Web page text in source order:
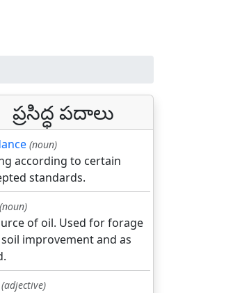
ప్రసిద్ధ పదాలు
(noun)
according to certain
standards.
(noun)
of oil. Used for forage
improvement and as
(adjective)